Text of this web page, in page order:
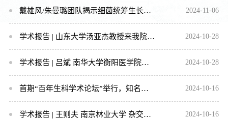
戴雄风/朱曼璐团队揭示细菌统筹生长调控与环境适应的全新机制 2024-11-06
学术报告 | 山东大学汤亚杰教授来我院进行学术交流 2024-10-28
学术报告 | 吕斌 南华大学衡阳医学院学术委员会主任 2024-10-28
首期“百年生科学术论坛”举行，知名校友孙蒙祥教授应邀做学术报告 2024-10-16
学术报告 | 王则夫 南京林业大学 杂交物种形成的分子遗传机制 2024-10-16